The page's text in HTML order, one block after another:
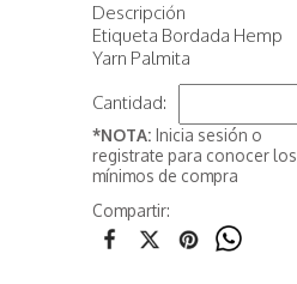
Descripción
Etiqueta Bordada Hemp
Yarn Palmita
Cantidad:
*NOTA: Inicia sesión o
registrate para conocer los
mínimos de compra
Compartir: